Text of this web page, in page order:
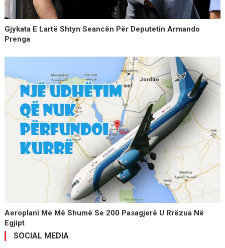
Gjykata E Lartë Shtyn Seancën Për Deputetin Armando
Prenga
Aeroplani Me Më Shumë Se 200 Pasagjerë U Rrëzua Në
Egjipt
SOCIAL MEDIA